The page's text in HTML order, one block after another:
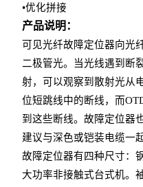
•优化拼接
产品说明：
可见光纤故障定位器向光
二极管光。当光线遇到断
射，可以观察到散射光从
位短跳线中的断线，而
到这些断线。故障定位器
建议与深色或铠装电缆一
故障定位器有四种尺寸：
大功率非接触式台式机。